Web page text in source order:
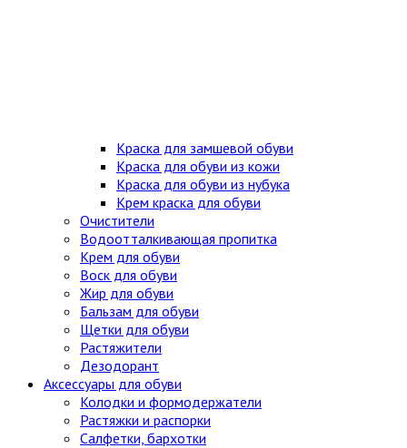
Краска для замшевой обуви
Краска для обуви из кожи
Краска для обуви из нубука
Крем краска для обуви
Очистители
Водоотталкивающая пропитка
Крем для обуви
Воск для обуви
Жир для обуви
Бальзам для обуви
Щетки для обуви
Растяжители
Дезодорант
Аксессуары для обуви
Колодки и формодержатели
Растяжки и распорки
Салфетки, бархотки